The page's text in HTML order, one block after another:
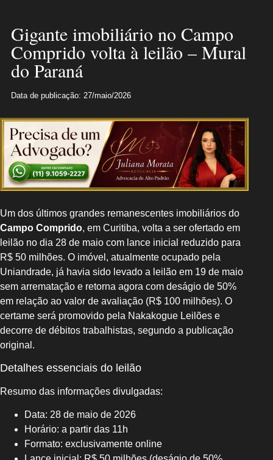
Gigante imobiliário no Campo
Comprido volta à leilão – Mural
do Paraná
Data de publicação: 27/maio/2026
Um dos últimos grandes remanescentes imobiliários do
Campo Comprido, em Curitiba, volta a ser ofertado em
leilão no dia 28 de maio com lance inicial reduzido para
R$ 50 milhões. O imóvel, atualmente ocupado pela
Uniandrade, já havia sido levado a leilão em 19 de maio
sem arrematação e retorna agora com deságio de 50%
em relação ao valor de avaliação (R$ 100 milhões). O
certame será promovido pela Nakakogue Leilões e
decorre de débitos trabalhistas, segundo a publicação
original.
Detalhes essenciais do leilão
Resumo das informações divulgadas:
Data: 28 de maio de 2026
Horário: a partir das 11h
Formato: exclusivamente online